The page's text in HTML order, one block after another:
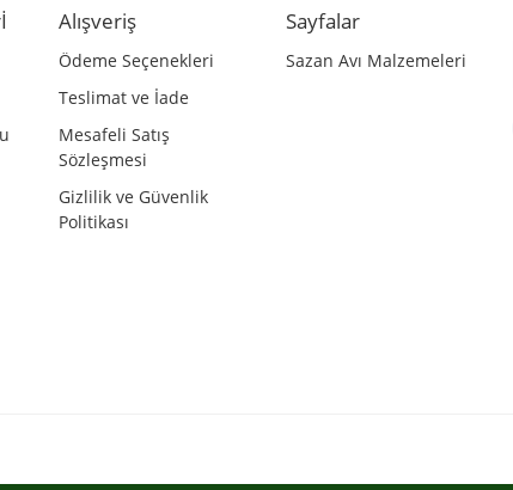
Alışveriş
Ödeme Seçenekleri
Teslimat ve İade
Mesafeli Satış
Sözleşmesi
Gizlilik ve Güvenlik
Politikası
Sayfalar
Sazan Avı Malzemeleri